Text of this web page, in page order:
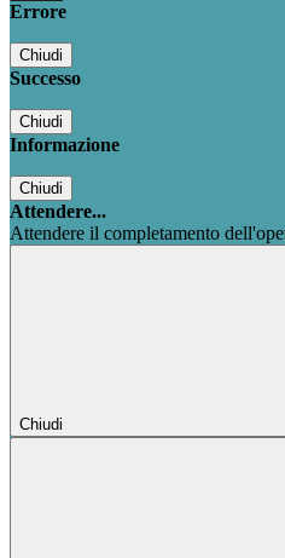
Errore
Chiudi
Successo
Chiudi
Informazione
Chiudi
Attendere...
Attendere il completamento
Chiudi